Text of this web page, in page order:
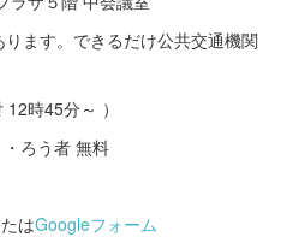
。できるだけ公共交通機関
時45分～ ）
ろう者 無料
はGoogleフォーム